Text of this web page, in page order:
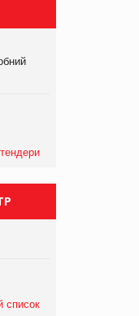
список